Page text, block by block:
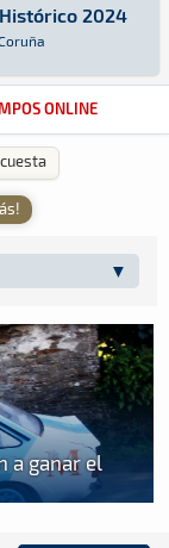
2024
2024
Histórico 2024:
ONLINE
a ganar el